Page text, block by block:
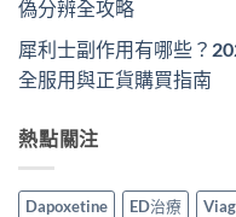
偽分辨全攻略
犀利士副作用有哪些？
全服用與正貨購買指南
熱點關注
Dapoxetine ED治療